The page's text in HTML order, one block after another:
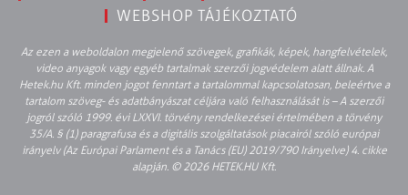
WEBSHOP TÁJÉKOZTATÓ
Az ezen a weboldalon megjelenő szövegek, grafikák, képek, hangfelvételek,
video anyagok vagy egyéb tartalmak szerzői jogvédelem alatt állnak. A
Hetek.hu Kft. minden jogot fenntart a tartalommal kapcsolatosan, beleértve a
tartalom szöveg- és adatbányászat céljára való felhasználását is – A szerzői
jogról szóló 1999. évi LXXVI. törvény rendelkezései értelmében a törvény
35/A. § (1) paragrafusa és a digitális szolgáltatások piacairól szóló európai
irányelv (Az Európai Parlament és a Tanács (EU) 2019/790 Irányelve) 4. cikke
alapján. © 2026 HETEK.HU Kft.